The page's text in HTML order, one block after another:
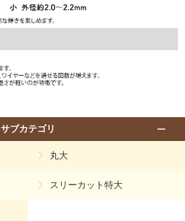
サブカテゴリ
丸大
スリーカット特大